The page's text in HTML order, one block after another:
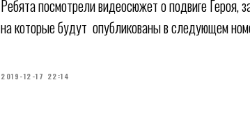
Ребята посмотрели видеосюжет о подвиге Героя,
на которые будут опубликованы в следующем
2019-12-17 22:14